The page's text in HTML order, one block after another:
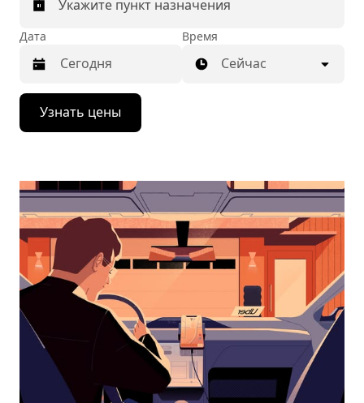
Укажите пункт назначения
Дата
Нажмите
стрелку
вниз,
календарю
выбрать
дату.
Чтобы
закрыть
календарь,
нажмите
Esc.
Время
Сейчас
Узнать цены